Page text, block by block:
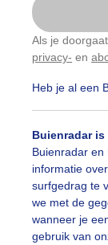
Als je
privacy- en
Heb je al een
Buienradar is
Buienradar en
informatie
surfgedrag te
we met de
wanneer je
gebruik van
blauwelucht
Gebruik je